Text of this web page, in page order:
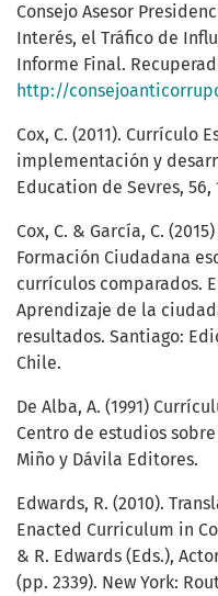
Consejo Asesor
Interés, el Tráfico de
Informe Final.
http://
Cox, C. (2011). Currículo
implementación y
Education de Sevres, 56,
Cox, C. & García, C.
Formación Ciudadana
currículos comparados.
Aprendizaje de la
resultados. Santiago:
Chile.
De Alba, A. (1991)
Centro de estudios
Miño y Dávila Editores.
Edwards, R. (2010).
Enacted Curriculum in
& R. Edwards (Eds.),
(pp. 2339). New York: